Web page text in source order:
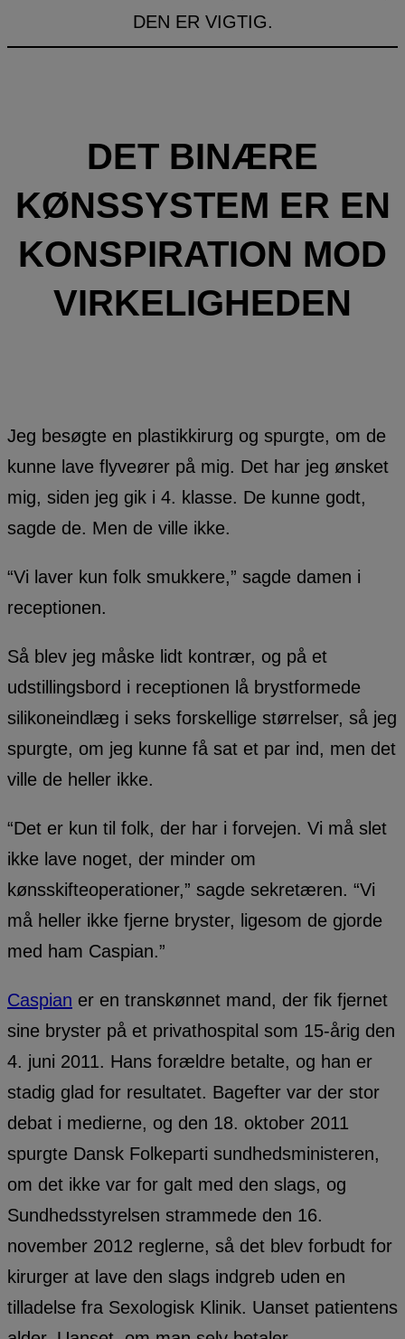
DEN ER VIGTIG.
DET BINÆRE
KØNSSYSTEM ER EN
KONSPIRATION MOD
VIRKELIGHEDEN
Jeg besøgte en plastikkirurg og spurgte, om de
kunne lave flyveører på mig. Det har jeg ønsket
mig, siden jeg gik i 4. klasse. De kunne godt,
sagde de. Men de ville ikke.
“Vi laver kun folk smukkere,” sagde damen i
receptionen.
Så blev jeg måske lidt kontrær, og på et
udstillingsbord i receptionen lå brystformede
silikoneindlæg i seks forskellige størrelser, så jeg
spurgte, om jeg kunne få sat et par ind, men det
ville de heller ikke.
“Det er kun til folk, der har i forvejen. Vi må slet
ikke lave noget, der minder om
kønsskifteoperationer,” sagde sekretæren. “Vi
må heller ikke fjerne bryster, ligesom de gjorde
med ham Caspian.”
Caspian er en transkønnet mand, der fik fjernet
sine bryster på et privathospital som 15-årig den
4. juni 2011. Hans forældre betalte, og han er
stadig glad for resultatet. Bagefter var der stor
debat i medierne, og den 18. oktober 2011
spurgte Dansk Folkeparti sundhedsministeren,
om det ikke var for galt med den slags, og
Sundhedsstyrelsen strammede den 16.
november 2012 reglerne, så det blev forbudt for
kirurger at lave den slags indgreb uden en
tilladelse fra Sexologisk Klinik. Uanset patientens